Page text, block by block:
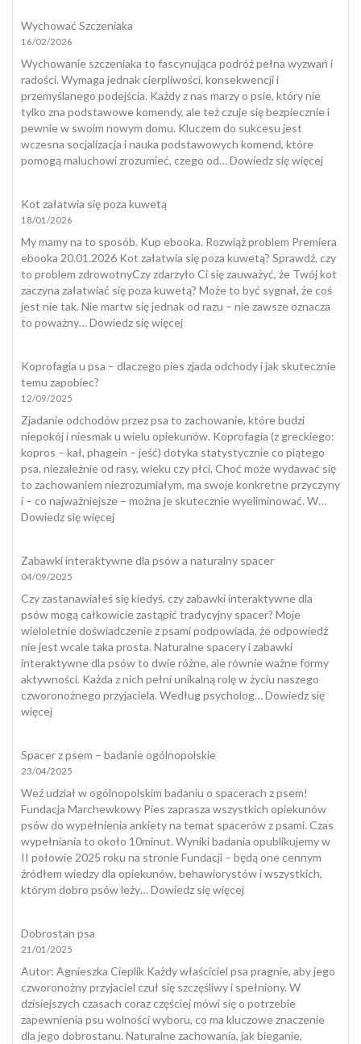
kleszcz
psa?
Wychować Szczeniaka
16/02/2026
Wychowanie szczeniaka to fascynująca podróż pełna wyzwań i
radości. Wymaga jednak cierpliwości, konsekwencji i
przemyślanego podejścia. Każdy z nas marzy o psie, który nie
tylko zna podstawowe komendy, ale też czuje się bezpiecznie i
pewnie w swoim nowym domu. Kluczem do sukcesu jest
wczesna socjalizacja i nauka podstawowych komend, które
pomogą maluchowi zrozumieć, czego od…Dowiedz się więcej:
Kot załatwia się poza kuwetą
18/01/2026
My mamy na to sposób. Kup ebooka. Rozwiąż problem Premiera
ebooka 20.01.2026 Kot załatwia się poza kuwetą? Sprawdź, czy
to problem zdrowotnyCzy zdarzyło Ci się zauważyć, że Twój kot
zaczyna załatwiać się poza kuwetą? Może to być sygnał, że coś
jest nie tak. Nie martw się jednak od razu – nie zawsze oznacza
to poważny…Dowiedz się więcej:
się
Koprofagia u psa – dlaczego pies zjada odchody i jak skutecznie
temu zapobiec?
12/09/2025
Zjadanie odchodów przez psa to zachowanie, które budzi
niepokój i niesmak u wielu opiekunów. Koprofagia (z greckiego:
kopros – kał, phagein – jeść) dotyka statystycznie co piątego
psa, niezależnie od rasy, wieku czy płci. Choć może wydawać się
to zachowaniem niezrozumiałym, ma swoje konkretne przyczyny
i – co najważniejsze – można je skutecznie wyeliminować. W…
Dowiedz się więcej:
psa
dlaczego
pies
zjada
odchody
i
jak
skutecznie
Zabawki interaktywne dla psów a naturalny spacer
04/09/2025
Czy zastanawiałeś się kiedyś, czy zabawki interaktywne dla
psów mogą całkowicie zastąpić tradycyjny spacer? Moje
wieloletnie doświadczenie z psami podpowiada, że odpowiedź
nie jest wcale taka prosta. Naturalne spacery i zabawki
interaktywne dla psów to dwie różne, ale równie ważne formy
aktywności. Każda z nich pełni unikalną rolę w życiu naszego
czworonożnego przyjaciela. Według psycholog…Dowiedz się
więcej:
dla
psów
a
naturalny
spacer
Spacer z psem – badanie ogólnopolskie
23/04/2025
Weź udział w ogólnopolskim badaniu o spacerach z psem!
Fundacja Marchewkowy Pies zaprasza wszystkich opiekunów
psów do wypełnienia ankiety na temat spacerów z psami. Czas
wypełniania to około 10minut. Wyniki badania opublikujemy w
II połowie 2025 roku na stronie Fundacji – będą one cennym
źródłem wiedzy dla opiekunów, behawiorystów i wszystkich,
którym dobro psów leży…Dowiedz się więcej:
badanie
ogólnopolskie
Dobrostan psa
21/01/2025
​Autor: Agnieszka Cieplik Każdy właściciel psa pragnie, aby jego
czworonożny przyjaciel czuł się szczęśliwy i spełniony. W
dzisiejszych czasach coraz częściej mówi się o potrzebie
zapewnienia psu wolności wyboru, co ma kluczowe znaczenie
dla jego dobrostanu. Naturalne zachowania, jak bieganie,